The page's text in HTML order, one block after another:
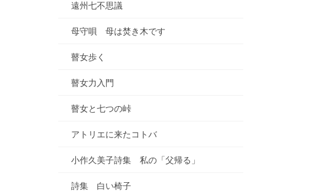
遠州七不思議
母守唄 母は焚き木です
瞽女歩く
瞽女力入門
瞽女と七つの峠
アトリエに来たコトバ
小作久美子詩集 私の「父帰る」
詩集 白い椅子